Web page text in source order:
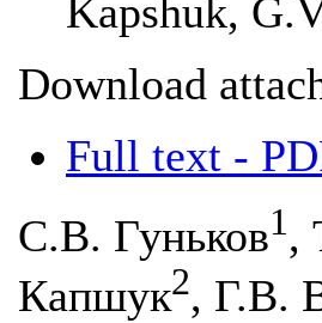
Kapshuk,
Download
Full text -
С.В. Гуньков1 ,
Капшук2, Г.В.